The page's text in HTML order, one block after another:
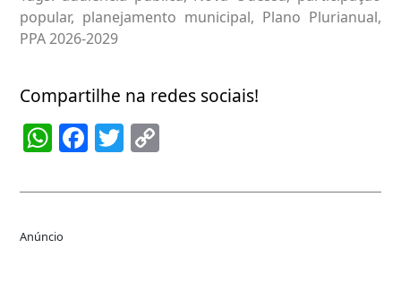
popular, planejamento municipal, Plano Plurianual,
PPA 2026-2029
Compartilhe na redes sociais!
WhatsApp
Facebook
Twitter
Anúncio